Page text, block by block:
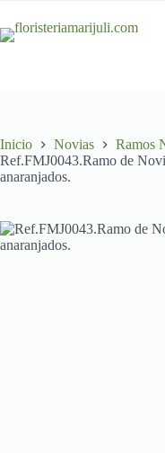
contenido
Inicio Novias
Ramos
Ref.FMJ0043.Ramo de
anaranjados.